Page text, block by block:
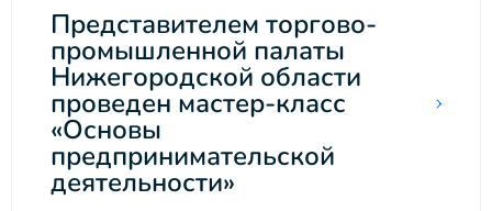
Представителем торгово-
промышленной палаты
Нижегородской области
проведен мастер-класс
«Основы
предпринимательской
деятельности»